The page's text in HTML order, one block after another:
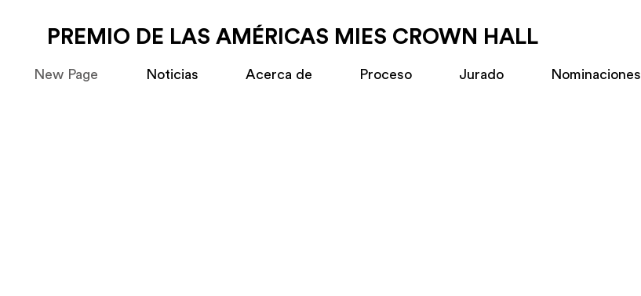
PREMIO DE LAS AMÉRICAS MIES CROWN HALL
New Page Noticias Acerca de Proceso Jurado Nominaciones